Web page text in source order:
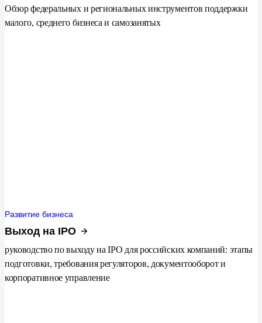
Обзор федеральных и региональных инструментов поддержки
малого, среднего бизнеса и самозанятых
Развитие бизнеса
Выход на IPO
руководство по выходу на IPO для российских компаний: этапы
подготовки, требования регуляторов, документооборот и
корпоративное управление